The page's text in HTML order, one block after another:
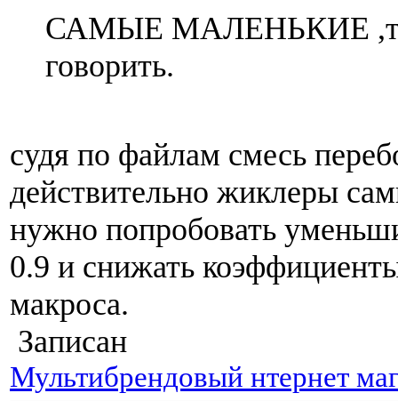
САМЫЕ МАЛЕНЬКИЕ
говорить.
судя по файлам смесь
действительно жиклеры
нужно попробовать
0.9 и снижать
макроса.
Записан
Мультибрендовый нтернет